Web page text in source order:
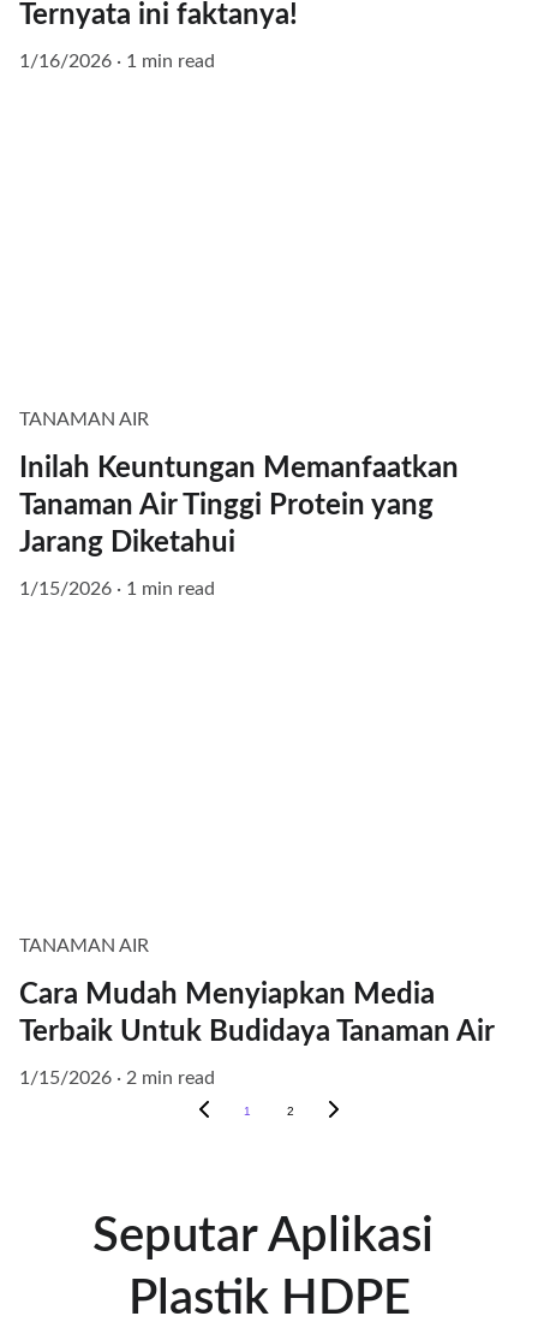
Ternyata ini faktanya!
1/16/2026 1 min read
TANAMAN AIR
Inilah Keuntungan Memanfaatkan
Tanaman Air Tinggi Protein yang
Jarang Diketahui
1/15/2026 1 min read
TANAMAN AIR
Cara Mudah Menyiapkan Media
Terbaik Untuk Budidaya Tanaman Air
1/15/2026 2 min read
1 2
Seputar Aplikasi
Plastik HDPE